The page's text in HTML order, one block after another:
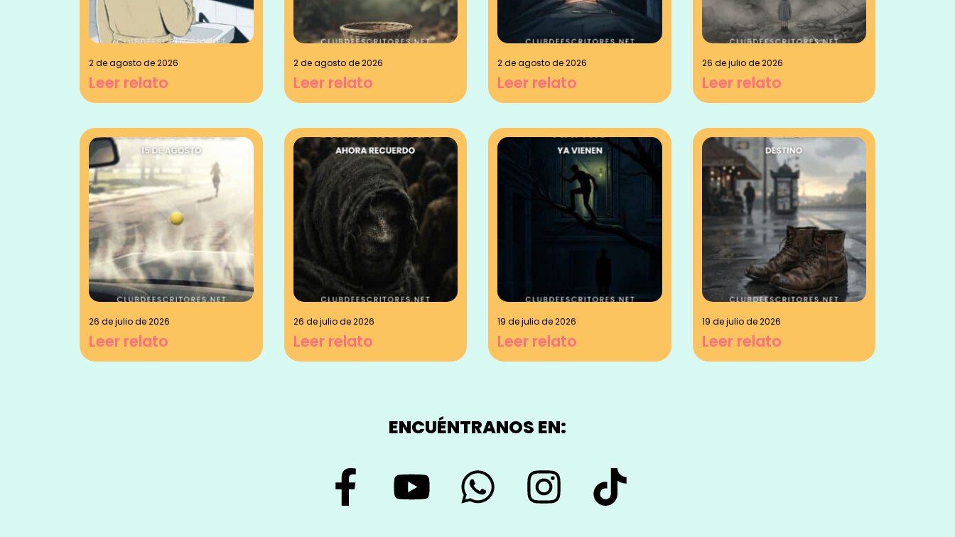
2 de agosto de 2026
Leer relato
2 de agosto de 2026
Leer relato
2 de agosto de 2026
Leer relato
26 de julio de 2026
Leer relato
26 de julio de 2026
Leer relato
26 de julio de 2026
Leer relato
19 de julio de 2026
Leer relato
19 de julio de 2026
Leer relato
ENCUÉNTRANOS EN: